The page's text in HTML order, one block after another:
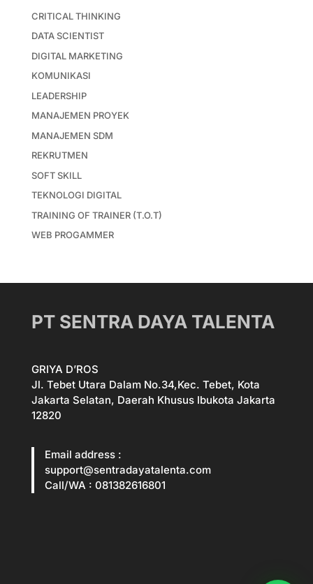
CRITICAL THINKING
DATA SCIENTIST
DIGITAL MARKETING
KOMUNIKASI
LEADERSHIP
MANAJEMEN PROYEK
MANAJEMEN SDM
REKRUTMEN
SOFT SKILL
TEKNOLOGI DIGITAL
TRAINING OF TRAINER (T.O.T)
WEB PROGAMMER
PT SENTRA DAYA TALENTA
GRIYA D’ROS
Jl. Tebet Utara Dalam No.34,Kec. Tebet, Kota
Jakarta Selatan, Daerah Khusus Ibukota Jakarta
12820
Email address :
support@sentradayatalenta.com
Call/WA : 081382616801